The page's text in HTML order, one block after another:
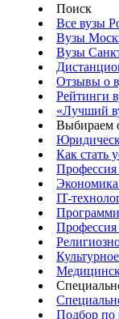
Поиск
Все вузы
Вузы
Вузы
Отзывы о
Рейтинги
«Лучший
Выбираем
Как стать
Профессия
IT-
Профессия
Подбор по